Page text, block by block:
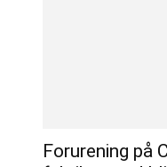
Forurening på